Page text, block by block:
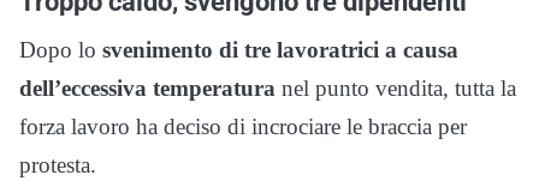
Dopo lo svenimento di tre lavoratrici a causa
dell’eccessiva temperatura nel punto vendita, tutta la
forza lavoro ha deciso di incrociare le braccia per
protesta.